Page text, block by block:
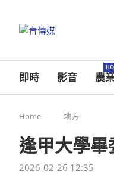
即時 影音 農
Home 地方
逢甲大學畢
2026-02-26 12:35